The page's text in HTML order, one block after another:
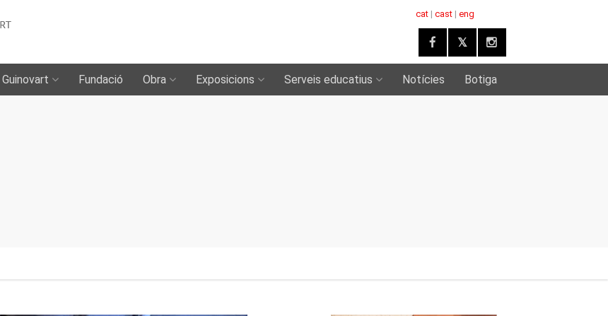
cat |cast |eng
Guinovart Fundació Obra Exposicions Serveis educatius Notícies Botiga